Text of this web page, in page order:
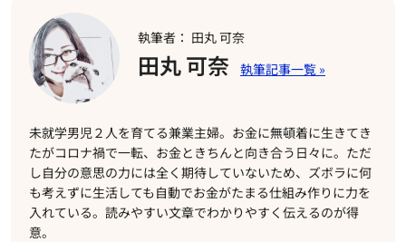
執筆者： 田丸 可奈
田丸 可奈
未就学男児２人を育てる兼業主婦。お金に無頓着に生きてき
たがコロナ禍で一転、お金ときちんと向き合う日々に。ただ
し自分の意思の力には全く期待していないため、ズボラに何
も考えずに生活しても自動でお金がたまる仕組み作りに力を
入れている。読みやすい文章でわかりやすく伝えるのが得
意。